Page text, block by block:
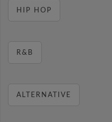
HIP HOP
R&B
ALTERNATIVE